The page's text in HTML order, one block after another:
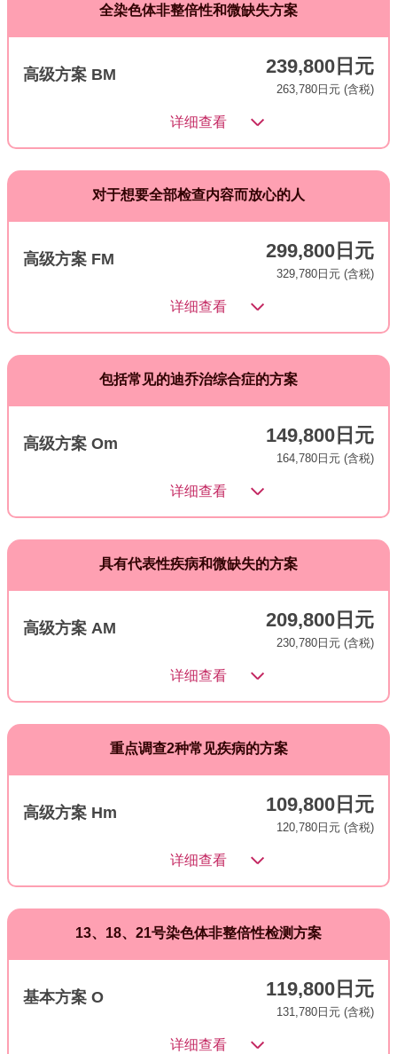
全染色体非整倍性和微缺失方案
高级方案 BM 239,800日元
263,780日元 (含税)
详细查看
对于想要全部检查内容而放心的人
高级方案 FM 299,800日元
329,780日元 (含税)
详细查看
包括常见的迪乔治综合症的方案
高级方案 Om 149,800日元
164,780日元 (含税)
详细查看
具有代表性疾病和微缺失的方案
高级方案 AM 209,800日元
230,780日元 (含税)
详细查看
重点调查2种常见疾病的方案
高级方案 Hm 109,800日元
120,780日元 (含税)
详细查看
13、18、21号染色体非整倍性检测方案
基本方案 O 119,800日元
131,780日元 (含税)
详细查看